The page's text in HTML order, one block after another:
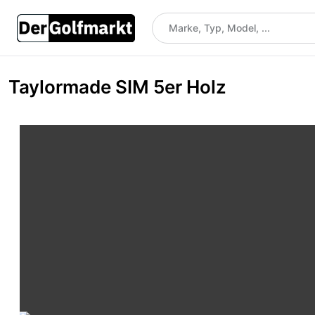
Taylormade SIM 5er Holz